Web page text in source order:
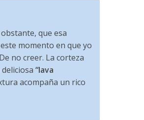
que esa
momento en que yo
no creer. La corteza
“lava
acompaña un rico